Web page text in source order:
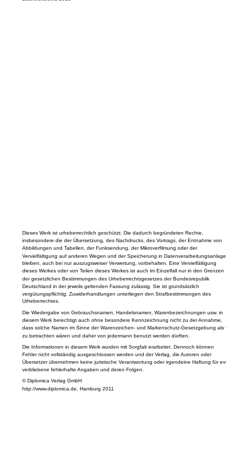
Dieses Werk ist urheberrechtlich geschützt. Die dadurch begründeten Rechte,
insbesondere die der Übersetzung, des Nachdrucks, des Vortrags, der Entnahme von
Abbildungen und Tabellen, der Funksendung, der Mikroverfilmung oder der
Vervielfältigung auf anderen Wegen und der Speicherung in
bleiben, auch bei nur auszugsweiser Verwertung, vorbehalten. Eine Vervielfältigung
dieses Werkes oder von Teilen dieses Werkes ist auch im Einzelfall nur in den Grenzen
der gesetzlichen Bestimmungen des Urheberrechtsgesetzes der Bundesrepublik
Deutschland in der jeweils geltenden Fassung zulässig. Sie ist grundsätzlich
vergütungspflichtig. Zuwiderhandlungen unterliegen den Strafbestimmungen des
Urheberrechtes.
Die Wiedergabe von Gebrauchsnamen, Handelsnamen, Warenbezeichnungen usw. in
diesem Werk berechtigt auch ohne besondere Kennzeichnung nicht zu der Annahme,
dass solche Namen im Sinne der Warenzeichen- und Markenschutz-Gesetzgebung als
zu betrachten wären und daher von jedermann benutzt werden dürften.
Die Informationen in diesem Werk wurden mit Sorgfalt erarbeitet. Dennoch können
Fehler nicht vollständig ausgeschlossen werden und der Verlag, die Autoren oder
Übersetzer übernehmen keine juristische Verantwortung oder irgendeine Haftung für
verbliebene fehlerhafte Angaben und deren Folgen.
© Diplomica Verlag GmbH
http://www.diplomica.de, Hamburg 2011